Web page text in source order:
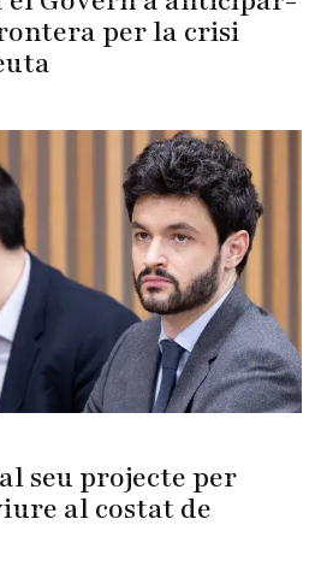
per la crisi
seu projecte per
al costat de